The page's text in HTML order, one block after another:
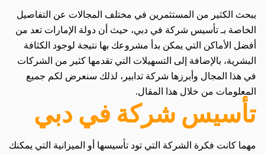
يبحث الكثير من المستثمرين في مختلف المجالات عن التفاصيل
الخاصة بـ تأسيس شركة في دبي، حيث أن دولة الإمارات تعد من
أفضل الأماكن التي يمكن بدأ مشروعك بها نتيجة لوجود الكثافة
البشرية، بالإضافة إلى التسهيلات التي تقدمها كثير من الشركات
في هذا المجال وأبرزها شركة تدابير، لذلك سنعرض لكم جميع
المعلومات من خلال هذا المقال.
تأسيس شركة في دبي
مهما كانت فكرة الشركة التي تود تأسيسها أو الميزانية التي يمكنك